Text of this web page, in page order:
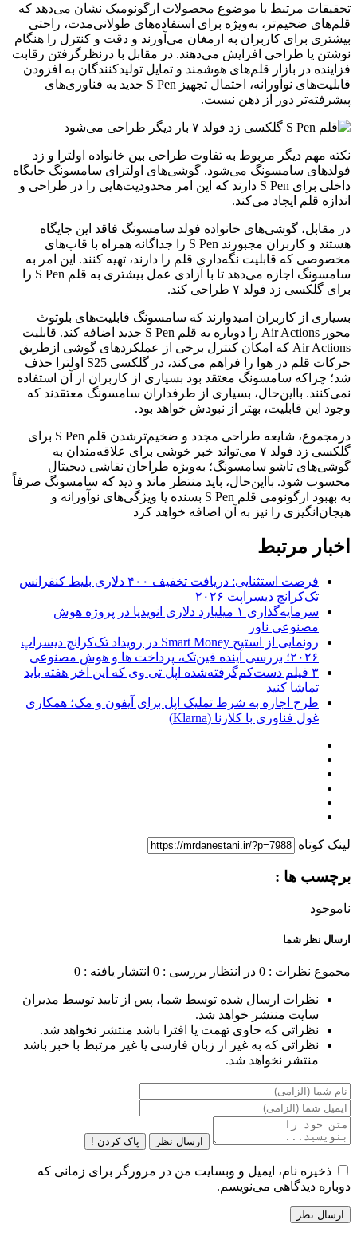
تحقیقات مرتبط با موضوع محصولات ارگونومیک نشان می‌دهد که
قلم‌های ضخیم‌تر، به‌ویژه برای استفاده‌های طولانی‌مدت، راحتی
بیشتری برای کاربران به ارمغان می‌آورند و دقت و کنترل را هنگام
نوشتن یا طراحی افزایش می‌دهند. در مقابل با درنظرگرفتن رقابت
فزاینده در بازار قلم‌های هوشمند و تمایل تولیدکنندگان به افزودن
قابلیت‌های نوآورانه، احتمال تجهیز S Pen جدید به فناوری‌های
پیشرفته‌تر دور از ذهن نیست.
نکته مهم دیگر مربوط به تفاوت طراحی بین خانواده‌ اولترا و زد
فولدهای سامسونگ می‌شود. گوشی‌های اولترای سامسونگ جایگاه
داخلی برای S Pen دارند که این امر محدودیت‌هایی را در طراحی و
اندازه قلم ایجاد می‌کند.
در مقابل، گوشی‌های خانواده‌ فولد سامسونگ فاقد این جایگاه
هستند و کاربران مجبورند S Pen را جداگانه همراه با قاب‌های
مخصوصی که قابلیت نگه‌داری قلم را دارند، تهیه کنند. این امر به
سامسونگ اجازه می‌دهد تا با آزادی عمل بیشتری به قلم S Pen را
برای گلکسی زد فولد ۷ طراحی کند.
بسیاری از کاربران امیدوارند که سامسونگ قابلیت‌های بلوتوث
محور Air Actions را دوباره به قلم S Pen جدید اضافه کند. قابلیت
Air Actions که امکان کنترل برخی از عملکردهای گوشی ازطریق
حرکات قلم در هوا را فراهم می‌کند، در گلکسی S25 اولترا حذف
شد؛ چراکه سامسونگ معتقد بود بسیاری از کاربران از آن استفاده
نمی‌کنند. بااین‌حال، بسیاری از طرفداران سامسونگ معتقدند که
وجود این قابلیت، بهتر از نبودش خواهد بود.
درمجموع، شایعه طراحی مجدد و ضخیم‌ترشدن قلم S Pen برای
گلکسی زد فولد ۷ می‌تواند خبر خوشی برای علاقه‌مندان به
گوشی‌های تاشو سامسونگ؛ به‌ویژه طراحان نقاشی دیجیتال
محسوب شود. بااین‌حال، باید منتظر ماند و دید که سامسونگ صرفاً
به بهبود ارگونومی قلم S Pen بسنده یا ویژگی‌های نوآورانه و
هیجان‌انگیزی را نیز به آن اضافه خواهد کرد
اخبار مرتبط
فرصت استثنایی: دریافت تخفیف ۴۰۰ دلاری بلیط کنفرانس
تک‌کرانچ دیسراپت ۲۰۲۶
سرمایه‌گذاری ۱ میلیارد دلاری انویدیا در پروژه هوش
مصنوعی ناور
رونمایی از استیج Smart Money در رویداد تک‌کرانچ دیسراپ
۲۰۲۶؛ بررسی آینده فین‌تک، پرداخت‌ ها و هوش مصنوعی
۳ فیلم دست‌کم‌گرفته‌شده اپل تی وی که این آخر هفته باید
تماشا کنید
طرح اجاره به شرط تملیک اپل برای آیفون و مک؛ همکاری
غول فناوری با کلارنا (Klarna)
لینک کوتاه
برچسب ها :
ناموجود
ارسال نظر شما
مجموع نظرات : 0 در انتظار بررسی : 0 انتشار یافته : 0
نظرات ارسال شده توسط شما، پس از تایید توسط مدیران
سایت منتشر خواهد شد.
نظراتی که حاوی تهمت یا افترا باشد منتشر نخواهد شد.
نظراتی که به غیر از زبان فارسی یا غیر مرتبط با خبر باشد
منتشر نخواهد شد.
ارسال نظر پاک کردن !
ذخیره نام، ایمیل و وبسایت من در مرورگر برای زمانی که
دوباره دیدگاهی می‌نویسم.